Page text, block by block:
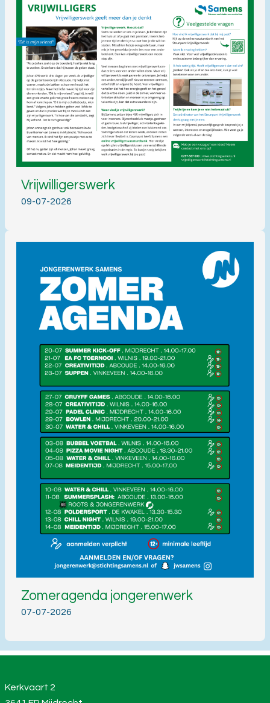
Vrijwilligerswerk
09-07-2026
Zomeragenda jongerenwerk
07-07-2026
Kerkvaart 2